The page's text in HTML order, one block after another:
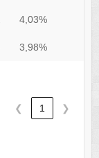
4,03%
3,98%
❮ 1 ❯